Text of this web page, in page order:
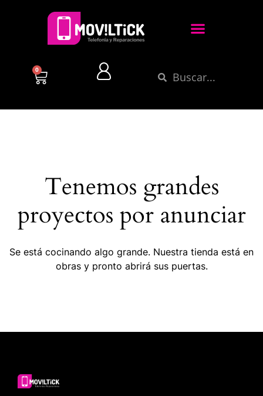
0
Tenemos grandes
proyectos por anunciar
Se está cocinando algo grande. Nuestra tienda está en
obras y pronto abrirá sus puertas.